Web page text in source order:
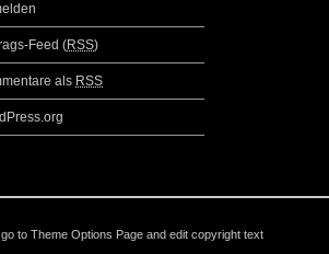
Feed (RSS)
als RSS
to Theme Options Page and edit copyright text